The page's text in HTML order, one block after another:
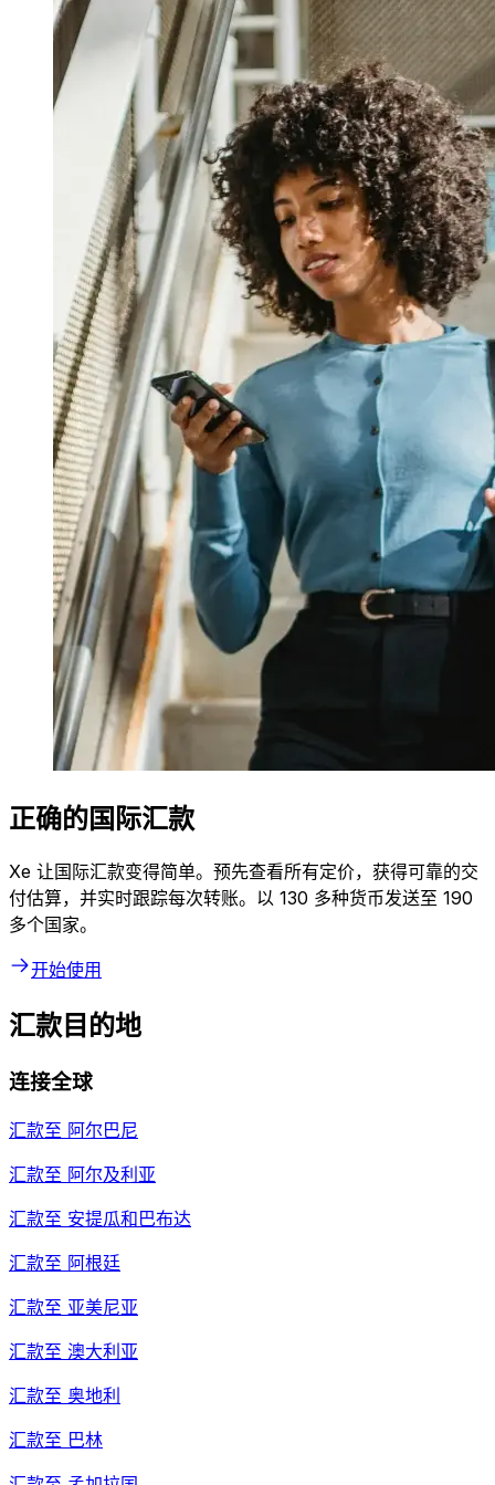
正确的国际汇款
Xe 让国际汇款变得简单。预先查看所有定价，获得可靠的交
付估算，并实时跟踪每次转账。以 130 多种货币发送至 190
多个国家。
开始使用
汇款目的地
连接全球
汇款至 阿尔巴尼
汇款至 阿尔及利亚
汇款至 安提瓜和巴布达
汇款至 阿根廷
汇款至 亚美尼亚
汇款至 澳大利亚
汇款至 奥地利
汇款至 巴林